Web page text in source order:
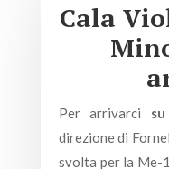
Cala
Per arrivarci
direzione di
svolta per la Me-